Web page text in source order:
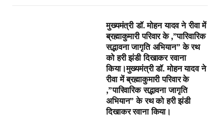
मुख्यमंत्री डॉ. मोहन यादव ने रीवा में
ब्रह्माकुमारी परिवार के ,”पारिवारिक
सद्भावना जागृति अभियान” के रथ
को हरी झंडी दिखाकर रवाना
किया।​मुख्यमंत्री डॉ. मोहन यादव ने
रीवा में ब्रह्माकुमारी परिवार के
,”पारिवारिक सद्भावना जागृति
अभियान” के रथ को हरी झंडी
दिखाकर रवाना किया।